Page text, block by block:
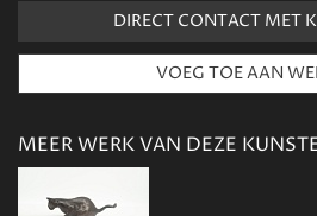
DIRECT CONTACT MET
MEER WERK VAN DEZE